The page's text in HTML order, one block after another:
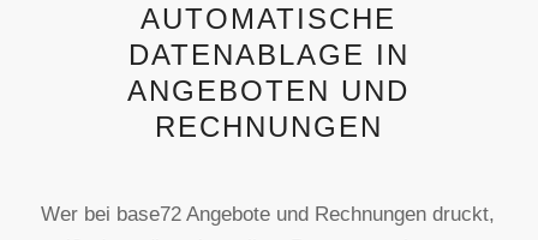
AUTOMATISCHE
DATENABLAGE IN
ANGEBOTEN UND
RECHNUNGEN
Wer bei base72 Angebote und Rechnungen druckt,